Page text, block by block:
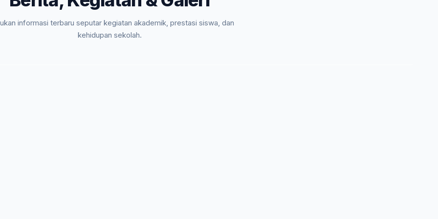
informasi terbaru seputar kegiatan akademik, prestasi siswa, dan
kehidupan sekolah.